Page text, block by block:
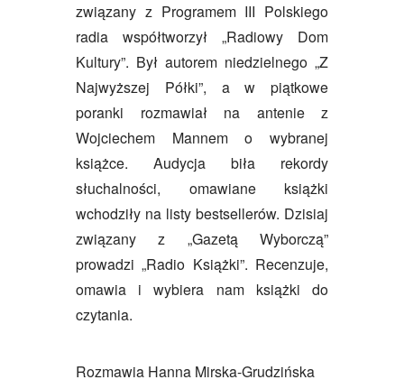
związany z Programem III Polskiego
radia współtworzył „Radiowy Dom
Kultury”. Był autorem niedzielnego „Z
Najwyższej Półki”, a w piątkowe
poranki rozmawiał na antenie z
Wojciechem Mannem o wybranej
książce. Audycja biła rekordy
słuchalności, omawiane książki
wchodziły na listy bestsellerów. Dzisiaj
związany z „Gazetą Wyborczą”
prowadzi „Radio Książki”. Recenzuje,
omawia i wybiera nam książki do
czytania.
Rozmawia Hanna Mirska-Grudzińska